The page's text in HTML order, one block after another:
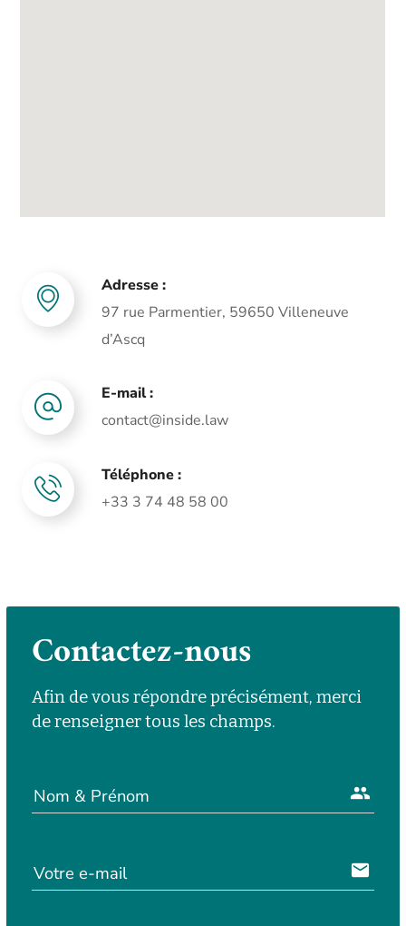
Adresse :
97 rue Parmentier, 59650 Villeneuve
d’Ascq
E-mail :
contact@inside.law
Téléphone :
+33 3 74 48 58 00
Contactez-nous
Afin de vous répondre précisément, merci
de renseigner tous les champs.
Nom & Prénom group
Votre e-mail email